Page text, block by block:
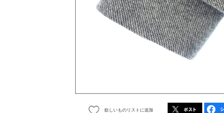
欲しいものリストに追加